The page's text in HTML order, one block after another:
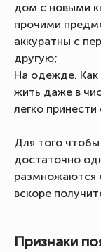
дом с новыми
прочими
аккуратны с
другую;
На одежде. Как
жить даже в
легко принести
Для того
достаточно
размножаются
вскоре
Признаки